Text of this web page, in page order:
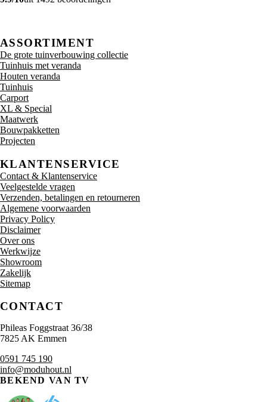
ASSORTIMENT
De grote tuinverbouwing collectie
Tuinhuis met veranda
Houten veranda
Tuinhuis
Carport
XL & Special
Maatwerk
Bouwpakketten
Projecten
KLANTENSERVICE
Contact & Klantenservice
Veelgestelde vragen
Verzenden, betalingen en retourneren
Algemene voorwaarden
Privacy Policy
Disclaimer
Over ons
Werkwijze
Showroom
Zakelijk
Sitemap
CONTACT
Phileas Foggstraat 36/38
7825 AK Emmen
0591 745 190
info@moduhout.nl
BEKEND VAN TV